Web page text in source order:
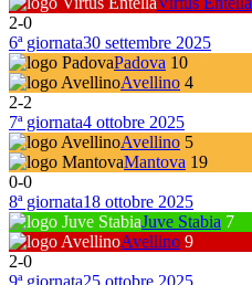
2-0
6ª giornata30 settembre 2025
Padova 10
Avellino 4
2-2
7ª giornata4 ottobre 2025
Avellino 5
Mantova 19
0-0
8ª giornata18 ottobre 2025
Juve Stabia 7
Avellino 9
2-0
9ª giornata25 ottobre 2025